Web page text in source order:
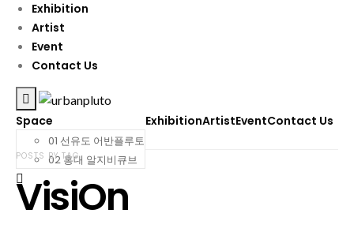
Exhibition
Artist
Event
Contact Us
Space
01 선유도 어반플루토
02 홍대 알지비큐브
ExhibitionArtistEventContact Us
POSTS BY TAG
VisiOn